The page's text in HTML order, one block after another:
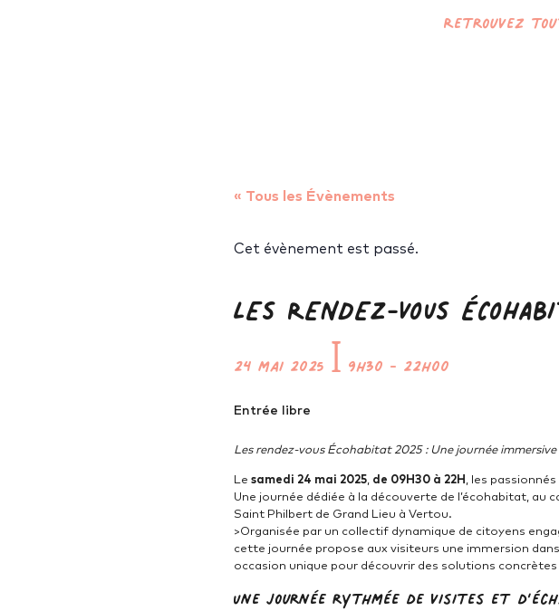
Retrouvez
« Tous les Évènements
Cet évènement est passé.
LES RENDEZ-VOUS
24 mai 2025 ꟾ 9h30 - 22h00
Entrée libre
Les rendez-vous Écohabitat 2025 : Une journée
Le samedi 24 mai 2025, de 09H30 à 22H , les
Une journée dédiée à la découverte de l’écohabitat,
Saint Philbert de Grand Lieu à Vertou.
>Organisée par un collectif dynamique de citoyens
cette journée propose aux visiteurs une immersion
occasion unique pour découvrir des solutions
Une journée rythmée de visites et